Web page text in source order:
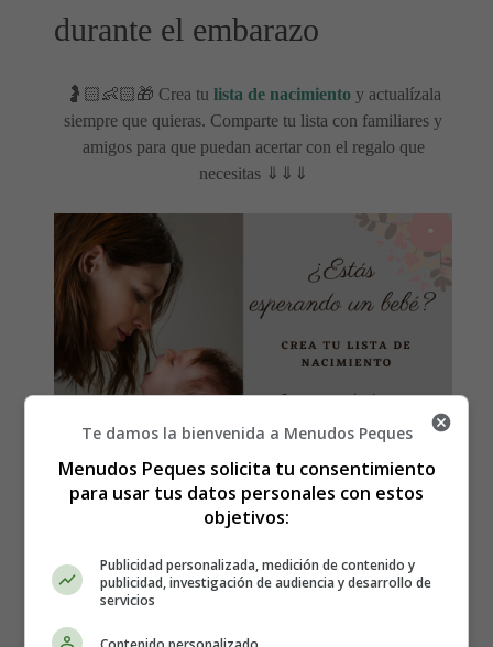
durante el embarazo
🤰🏻👶🏻🎁 Crea tu lista de nacimientoy actualízala
siempre que quieras. Comparte tu lista con familiares y
amigos para que puedan acertar con el regalo que
necesitas ⇓⇓⇓
Hierro y ácido fólico: Durante el embarazo, el
volumen de sangre del cuerpo aumenta entre un 30 y
hierro y ácido fólico del organismo. El consumo
Te damos la bienvenida a Menudos Peques
Menudos Peques solicita tu consentimiento
para usar tus datos personales con estos
objetivos:
Publicidad personalizada, medición de contenido y
publicidad, investigación de audiencia y desarrollo de
servicios